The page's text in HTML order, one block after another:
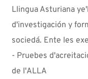
Llingua Asturiana
d'investigación y
sociedá. Ente les
- Pruebes
de l'ALLA